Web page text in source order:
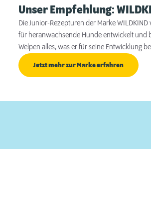
Unser Empfehlung:
Die Junior-Rezepturen der Marke WILDKIND
für heranwachsende Hunde entwickelt und
Welpen alles, was er für seine Entwicklung
Jetzt mehr zur Marke erfahren